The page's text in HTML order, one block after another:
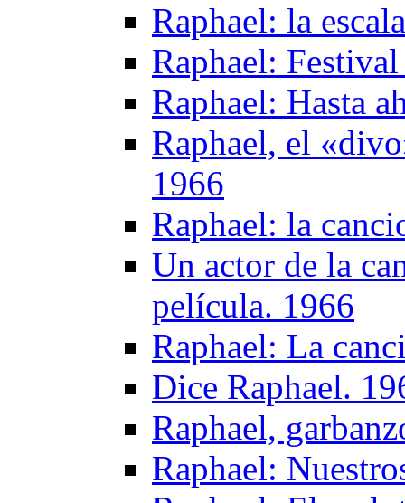
Raphael: la
Raphael:
Raphael: Hasta
Raphael, el
1966
Raphael: la
Un actor de la
película. 1966
Raphael: La
Dice Raphael.
Raphael,
Raphael: